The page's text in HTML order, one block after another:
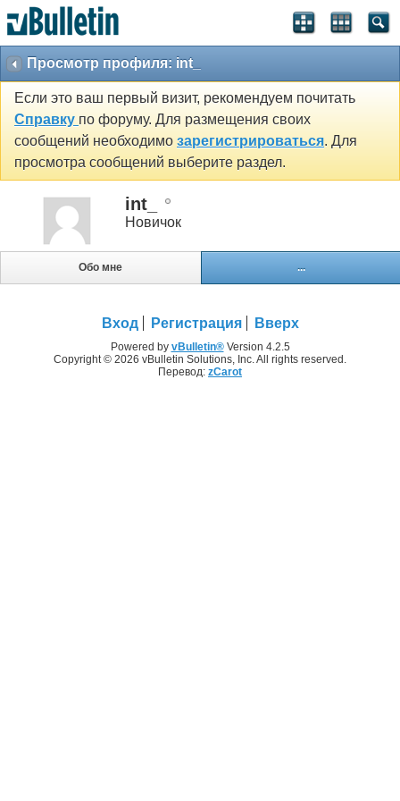
Просмотр профиля: int_
Если это ваш первый визит, рекомендуем почитать
Справку по форуму. Для размещения своих
сообщений необходимо зарегистрироваться. Для
просмотра сообщений выберите раздел.
int_
Новичок
Обо мне ...
Вход Регистрация Вверх
Powered by vBulletin®Version 4.2.5
Copyright © 2026 vBulletin Solutions, Inc. All rights reserved.
Перевод: zCarot